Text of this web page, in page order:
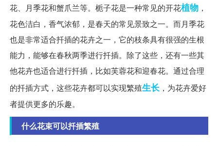
花、月季花和蟹爪兰等。栀子花是一种常见的开花植物 ，
花色洁白，香气浓郁，是春天的常见景致之一。而月季花
也是非常适合扦插的花卉之一，它的枝条具有很强的生根
能力，能够在春秋两季进行扦插。除了这些，还有一些其
他花卉也适合进行扦插，比如芙蓉花和迎春花。通过合理
的扦插方式，这些花卉都可以实现繁殖生长 ，为花卉爱好
者提供更多的乐趣。
什么花束可以扦插繁殖